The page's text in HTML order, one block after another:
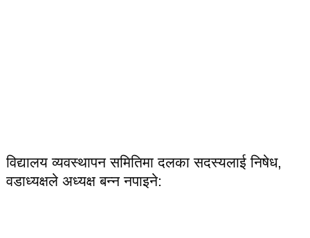
विद्यालय व्यवस्थापन समितिमा दलका सदस्यलाई निषेध,
वडाध्यक्षले अध्यक्ष बन्न नपाइने: